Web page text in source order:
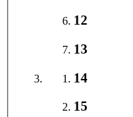
12
13
14
15